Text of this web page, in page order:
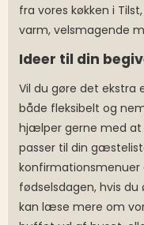
fra vores køkken i
varm, velsmagende
Ideer til din
Vil du gøre det
både fleksibelt og
hjælper gerne med
passer til din
konfirmationsmenuer
fødselsdagen, hvis
kan læse mere om